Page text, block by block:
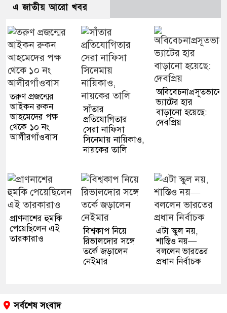
এ জাতীয় আরো খবর
তরুণ প্রজন্মের
আইকন রুকন
আহমেদের পক্ষ
থেকে ১০ নং
আলীরগাঁওবাস
সাঁতার
প্রতিযোগিতার
সেরা নাফিসা
সিনেমায় নায়িকাও,
নায়কের তালি
অবিবেচনাপ্রসূতভাবে
ভ্যাটের হার
বাড়ানো হয়েছে:
দেবপ্রিয়
প্রাণনাশের হুমকি
পেয়েছিলেন এই
তারকারাও
বিশ্বকাপ নিয়ে
রিভালদোর সঙ্গে
তর্কে জড়ালেন
নেইমার
এটা স্কুল নয়,
শাস্তিও নয়—
বললেন ভারতের
প্রধান নির্বাচক
সর্বশেষ সংবাদ